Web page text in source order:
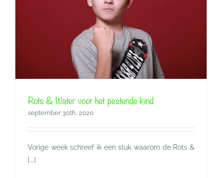
Rots & Water voor het pestende kind
september 30th, 2020
Vorige week schreef ik een stuk waarom de Rots &
[...]